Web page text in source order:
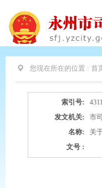
您现在所在的位置 : 首
索引号:
发文机关:
市
名称:
关
文号 :